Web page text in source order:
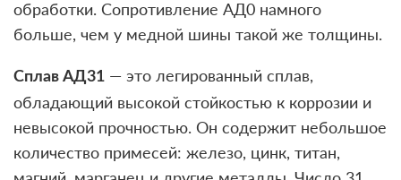
обработки. Сопротивление АД0 намного
больше, чем у медной шины такой же толщины.
Сплав АД31 — это легированный сплав,
обладающий высокой стойкостью к коррозии и
невысокой прочностью. Он содержит небольшое
количество примесей: железо, цинк, титан,